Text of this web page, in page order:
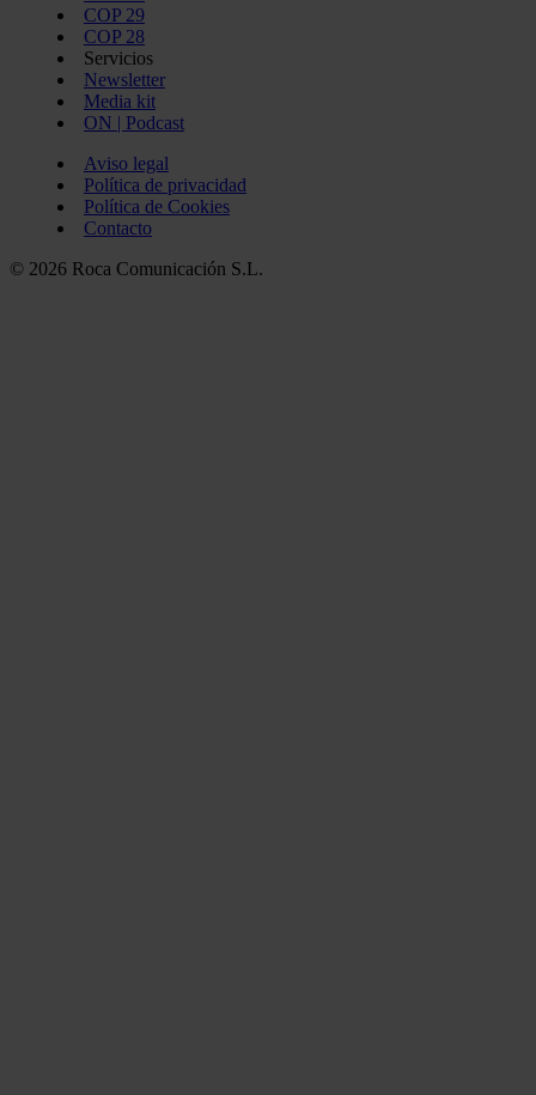
COP 29
COP 28
Servicios
Newsletter
Media kit
ON | Podcast
Aviso legal
Política de privacidad
Política de Cookies
Contacto
© 2026 Roca Comunicación S.L.